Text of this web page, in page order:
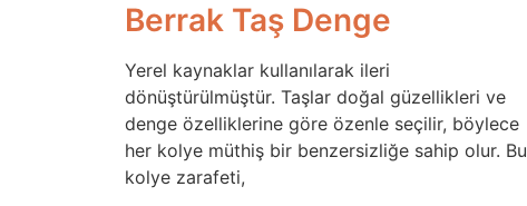
Berrak Taş Denge
Yerel kaynaklar kullanılarak ileri
dönüştürülmüştür. Taşlar doğal güzellikleri ve
denge özelliklerine göre özenle seçilir, böylece
her kolye müthiş bir benzersizliğe sahip olur. Bu
kolye zarafeti,